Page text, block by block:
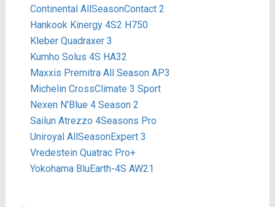
Continental AllSeasonContact 2
Hankook Kinergy 4S2 H750
Kleber Quadraxer 3
Kumho Solus 4S HA32
Maxxis Premitra All Season AP3
Michelin CrossClimate 3 Sport
Nexen N'Blue 4 Season 2
Sailun Atrezzo 4Seasons Pro
Uniroyal AllSeasonExpert 3
Vredestein Quatrac Pro+
Yokohama BluEarth-4S AW21